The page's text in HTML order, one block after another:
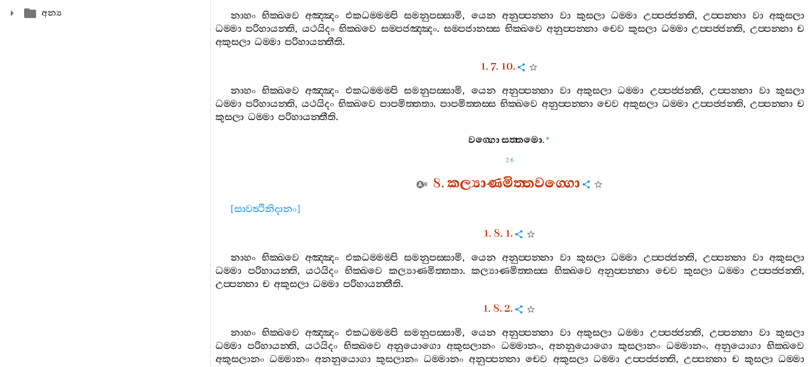
අන්‍ය නාහං භික‍්ඛවෙ අඤ‍්ඤං එකධම‍්මම‍්පි සමනුපස‍්සාමි, යෙන අනුප‍්පන‍්නා වා කුසලා ධම‍්මා උප‍්පජ‍්ජන‍්ති,උප‍්පන‍්නා වා අකුසලා
ධම‍්මා පරිහායන‍්ති, යථයිදං භික‍්ඛවෙ සම‍්පජඤ‍්ඤං.සම‍්පජානස‍්ස භික‍්ඛවෙ අනුප‍්පන‍්නා චෙව කුසලා ධම‍්මා උප‍්පජ‍්ජන‍්ති, උප‍්පන‍්නා ච
අකුසලා ධම‍්මා පරිහායන‍්තීති.
1. 7. 10.
නාහං භික‍්ඛවෙ අඤ‍්ඤං එකධම‍්මම‍්පි සමනුපස‍්සාමි, යෙන අනුප‍්පන‍්නා වා අකුසලා ධම‍්මා උප‍්පජ‍්ජන‍්ති,උප‍්පන‍්නා වා කුසලා
ධම‍්මා පරිහායන‍්ති, යථයිදං භික‍්ඛවෙ පාපමිත‍්තතා. පාපමිත‍්තස‍්ස භික‍්ඛවෙ අනුප‍්පන‍්නා චෙව අකුසලා ධම‍්මා උප‍්පජ‍්ජන‍්ති, උප‍්පන‍්නා ච
කුසලා ධම‍්මා පරිහායන‍්තීති.
වග‍්ගොසත‍්තමො.*
26
8.කල්‍යාණමිත‍්තවග‍්ගො
[සාවත්‍ථිනිදානං]
1. 8. 1.
නාහං භික‍්ඛවෙ අඤ‍්ඤං එකධම‍්මම‍්පි සමනුපස‍්සාමි, යෙන අනුප‍්පන‍්නා වා කුසලා ධම‍්මා උප‍්පජ‍්ජන‍්ති,උප‍්පන‍්නා වා අකුසලා
ධම‍්මා පරිහායන‍්ති,යථයිදං භික‍්ඛවෙ කල්‍යාණමිත‍්තතා.කල්‍යාණමිත‍්තස‍්ස භික‍්ඛවෙ අනුප‍්පන‍්නා චෙව කුසලා ධම‍්මා උප‍්පජ‍්ජන‍්ති,
උප‍්පන‍්නා ච අකුසලා ධම‍්මා පරිහායන‍්තීති.
1. 8. 2.
නාහං භික‍්ඛවෙ අඤ‍්ඤං එකධම‍්මම‍්පි සමනුපස‍්සාමි, යෙන අනුප‍්පන‍්නා වා අකුසලා ධම‍්මා උප‍්පජ‍්ජන‍්ති,උප‍්පන‍්නා වා කුසලා
ධම‍්මා පරිහායන‍්ති, යථයිදං භික‍්ඛවෙ අනුයොගො අකුසලානං ධම‍්මානං,අනනුයොගො කුසලානං ධම‍්මානං.අනුයොගා භික‍්ඛවෙ
අකුසලානං ධම‍්මානං අනනුයොගා කුසලානං ධම‍්මානං අනුප‍්පන‍්නා චෙව අකුසලා ධම‍්මා උප‍්පජ‍්ජන‍්ති, උප‍්පන‍්නා ච කුසලා ධම‍්මා